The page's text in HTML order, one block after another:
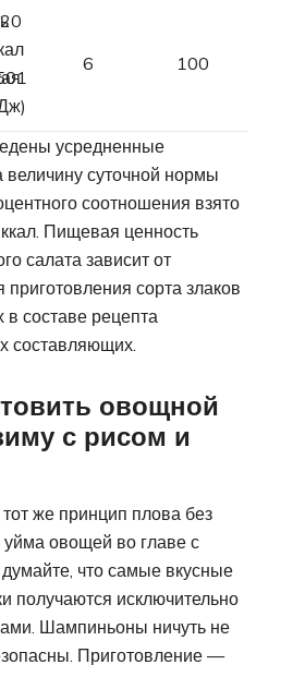
6 100
усредненные
величину суточной нормы
соотношения взято
Пищевая ценность
салата зависит от
сорта злаков
составе рецепта
составляющих.
овощной
с рисом и
же принцип плова без
уйма овощей во главе с
что самые вкусные
получаются исключительно
Шампиньоны ничуть не
Приготовление —